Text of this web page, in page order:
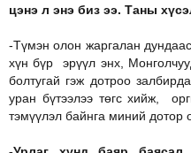
цэнэ л энэ биз ээ. Таны
-Түмэн олон жаргалан
хүн бүр эрүүл энх,
болтугай гэж дотроо
уран бүтээлээ төгс хийж,
тэмүүлэл байнга миний дотор